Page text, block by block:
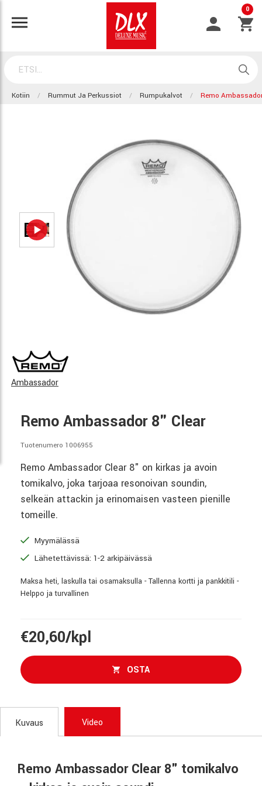
0
Kotiin Rummut Ja Perkussiot Rumpukalvot Remo
Ambassador
Remo Ambassador 8" Clear
Tuotenumero 1006955
Remo Ambassador Clear 8" on kirkas ja avoin
tomikalvo, joka tarjoaa resonoivan soundin,
selkeän attackin ja erinomaisen vasteen pienille
tomeille.
Myymälässä
Lähetettävissä: 1-2 arkipäivässä
Maksa heti, laskulla tai osamaksulla - Tallenna kortti ja pankkitili -
Helppo ja turvallinen
€20,60/kpl
OSTA
Kuvaus Video
Remo Ambassador Clear 8" tomikalvo